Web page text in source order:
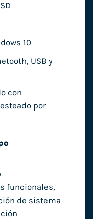
10
USB y
con
por
funcionales,
de sistema